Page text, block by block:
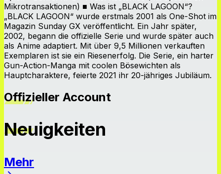
Mikrotransaktionen) ■ Was ist „BLACK LAGOON“?
„BLACK LAGOON“ wurde erstmals 2001 als One-Shot im
Magazin Sunday GX veröffentlicht. Ein Jahr später,
2002, begann die offizielle Serie und wurde später auch
als Anime adaptiert. Mit über 9,5 Millionen verkauften
Exemplaren ist sie ein Riesenerfolg. Die Serie, ein harter
Gun-Action-Manga mit coolen Bösewichten als
Hauptcharaktere, feierte 2021 ihr 20-jähriges Jubiläum.
Offizieller Account
Neuigkeiten
Mehr